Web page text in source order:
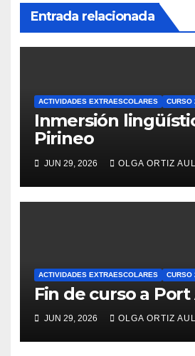
Entrada relacionada
ACTIVIDADES EXTRAESCOLARES CURSO
Inmersión
Pirineo
JUN 29, 2026 OLGA ORTIZ
ACTIVIDADES EXTRAESCOLARES CURSO
Fin de curso a
JUN 29, 2026 OLGA ORTIZ